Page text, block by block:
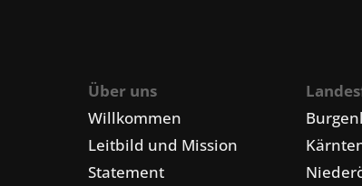
Über uns
Willkommen
Leitbild und Mission
Statement